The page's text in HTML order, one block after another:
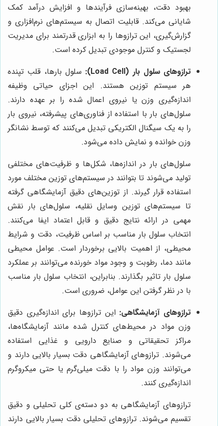
بهبود دقت، بهینه‌سازی فرآیندها و افزایش درآمد کمک
شایانی می‌کند. قابلیت اتصال به سیستم‌های نرم‌افزاری و
گزارش‌گیری، این ترازوها را به ابزاری قدرتمند برای مدیریت
لجستیک و کنترل موجودی تبدیل کرده است.
ترازوهای سلول بار (Load Cell):
سلول بارها، قلب تپنده
هر سیستم توزین هستند. این اجزای حیاتی وظیفه
اندازه‌گیری وزن یا نیروی اعمال شده را بر عهده دارند.
سلول‌های بار با استفاده از فناوری‌های پیشرفته، نیروی بار
را به یک سیگنال الکتریکی تبدیل می‌کنند که توسط نشانگر
وزن خوانده و نمایش داده می‌شود.
سلول‌های بار در اندازه‌ها، شکل‌ها و ظرفیت‌های مختلفی
تولید می‌شوند تا بتوانند در سیستم‌های توزین مختلف مورد
استفاده قرار گیرند. از توزین‌های دقیق آزمایشگاهی گرفته
تا سیستم‌های توزین وسایل نقلیه، سلول‌های بار نقش
مهمی در ارائه نتایج دقیق و قابل اعتماد ایفا می‌کنند.
انتخاب سلول بار مناسب بر اساس ظرفیت، دقت و شرایط
محیطی، از اهمیت بالایی برخوردار است. عوامل محیطی
مانند دما، رطوبت و وجود مواد خورنده می‌توانند بر عملکرد
سلول بار تاثیر بگذارند. بنابراین، انتخاب سلول بار مناسب
با در نظر گرفتن این عوامل، ضروری است.
ترازوهای آزمایشگاهی: این ترازوها برای اندازه‌گیری دقیق
وزن مواد در محیط‌های کنترل شده مانند آزمایشگاه‌ها،
مراکز تحقیقاتی و صنایع دارویی و غذایی استفاده
می‌شوند. ترازوهای آزمایشگاهی دقت بسیار بالایی دارند و
می‌توانند وزن مواد را با دقت میلی‌گرم یا حتی میکروگرم
اندازه‌گیری کنند.
ترازوهای آزمایشگاهی به دو دسته‌ی کلی تحلیلی و دقیق
تقسیم می‌شوند. ترازوهای تحلیلی دقت بسیار بالایی دارند